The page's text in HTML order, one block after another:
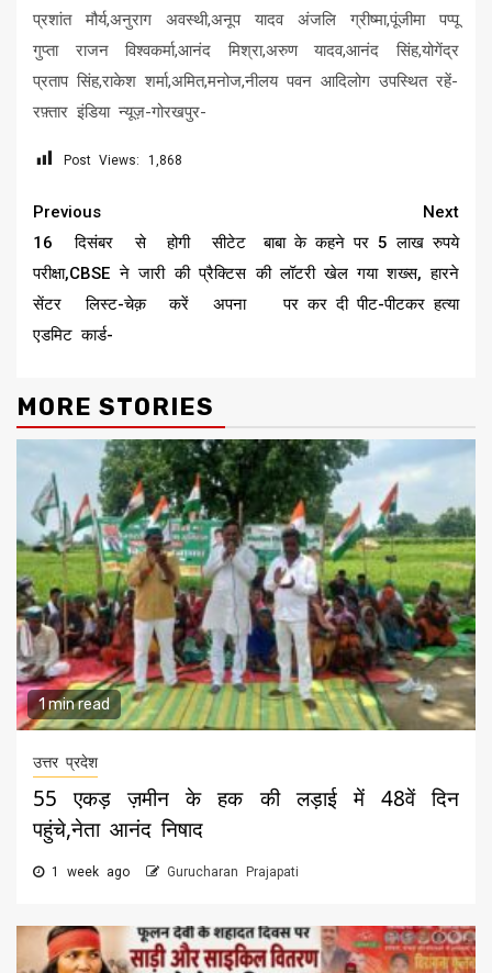
प्रशांत मौर्य,अनुराग अवस्थी,अनूप यादव अंजलि ग्रीष्मा,पूंजीमा पप्पू
गुप्ता राजन विश्वकर्मा,आनंद मिश्रा,अरुण यादव,आनंद सिंह,योगेंद्र
प्रताप सिंह,राकेश शर्मा,अमित,मनोज,नीलय पवन आदिलोग उपस्थित रहें-
रफ़्तार इंडिया न्यूज़-गोरखपुर-
Post Views: 1,868
Continue
Reading
Previous
16 दिसंबर से होगी सीटेट
परीक्षा,CBSE ने जारी की प्रैक्टिस
सेंटर लिस्ट-चेक़ करें अपना
एडमिट कार्ड-
Next
बाबा के कहने पर 5 लाख रुपये
की लॉटरी खेल गया शख्स, हारने
पर कर दी पीट-पीटकर हत्या
MORE STORIES
1 min read
उत्तर प्रदेश
55 एकड़ ज़मीन के हक की लड़ाई में 48वें दिन
पहुंचे,नेता आनंद निषाद
1 week ago Gurucharan Prajapati